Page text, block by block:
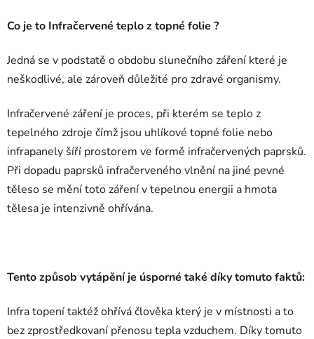
Co je to Infračervené teplo z topné folie ?
Jedná se v podstatě o obdobu slunečního záření které je
neškodlivé, ale zároveň důležité pro zdravé organismy.
Infračervené záření je proces, při kterém se teplo z
tepelného zdroje čímž jsou uhlíkové topné folie nebo
infrapanely šíří prostorem ve formě infračervených paprsků.
Při dopadu paprsků infračerveného vlnění na jiné pevné
těleso se mění toto záření v tepelnou energii a hmota
tělesa je intenzivně ohřívána.
Tento způsob vytápění je úsporné také díky tomuto faktů:
Infra topení taktéž ohřívá člověka který je v místnosti a to
bez zprostředkovaní přenosu tepla vzduchem. Díky tomuto